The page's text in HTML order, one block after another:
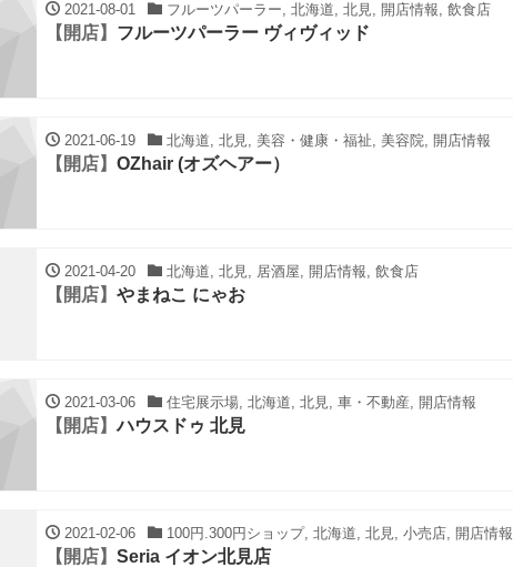
2021-08-01 フルーツパーラー, 北海道, 北見, 開店情報, 飲食店
【開店】 フルーツパーラー ヴィヴィッド
2021-06-19 北海道, 北見, 美容・健康・福祉, 美容院, 開店情報
【開店】 OZhair (オズヘアー）
2021-04-20 北海道, 北見, 居酒屋, 開店情報, 飲食店
【開店】 やまねこ にゃお
2021-03-06 住宅展示場, 北海道, 北見, 車・不動産, 開店情報
【開店】ハウスドゥ 北見
2021-02-06 100円.300円ショップ, 北海道, 北見, 小売店, 開店情報
【開店】 Seria イオン北見店